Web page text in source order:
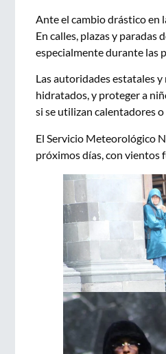
Ante el cambio drástico en
En calles, plazas y paradas
especialmente durante las
Las autoridades estatales
hidratados, y proteger a
si se utilizan calentadores
El Servicio Meteorológico
próximos días, con vientos